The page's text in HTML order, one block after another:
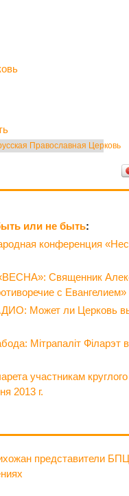
Православная Церковь
или не быть:
конференция
Священник
с Евангелием»
Может ли Церковь
Мітрапаліт Філарэт
участникам
2013 г.
представители